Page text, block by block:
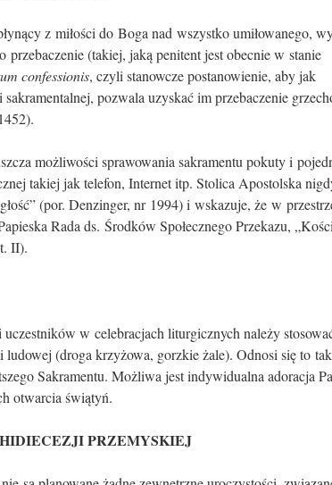
z miłości do Boga nad wszystko umiłowanego,
(takiej, jaką penitent jest obecnie w stanie
confessionis, czyli stanowcze postanowienie, aby jak
pozwala uzyskać im przebaczenie
możliwości sprawowania sakramentu pokuty i
takiej jak telefon, Internet itp. Stolica Apostolska
(por. Denzinger, nr 1994) i wskazuje, że w
Rada ds. Środków Społecznego Przekazu,
II).
w celebracjach liturgicznych należy
(droga krzyżowa, gorzkie żale). Odnosi się to
Sakramentu. Możliwa jest indywidualna adoracja
otwarcia świątyń.
PRZEMYSKIEJ